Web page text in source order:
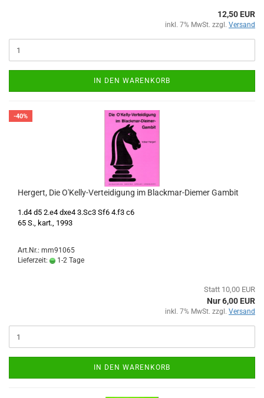
12,50 EUR
inkl. 7% MwSt. zzgl. Versand
IN DEN WARENKORB
-40%
Hergert, Die O'Kelly-Verteidigung im Blackmar-Diemer Gambit
1.d4 d5 2.e4 dxe4 3.Sc3 Sf6 4.f3 c6
65 S., kart., 1993
Art.Nr.: mm91065
Lieferzeit:
1-2 Tage
Statt 10,00 EUR
Nur 6,00 EUR
inkl. 7% MwSt. zzgl. Versand
IN DEN WARENKORB